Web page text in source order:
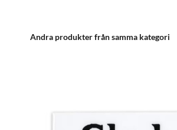
Andra produkter från samma kategori